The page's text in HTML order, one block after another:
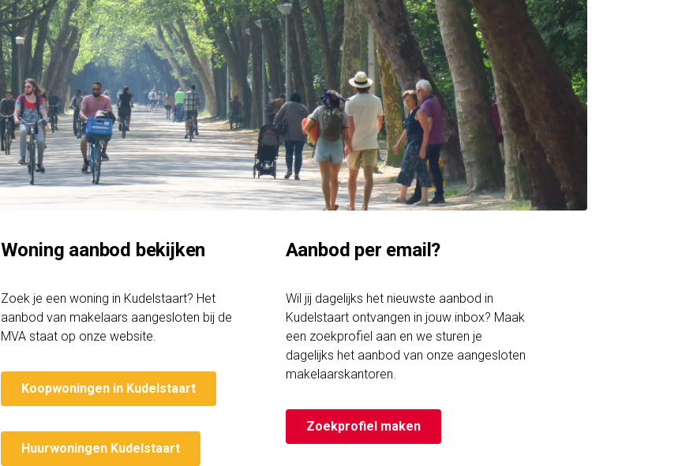
Woning aanbod bekijken
Zoek je een woning in Kudelstaart? Het
aanbod van makelaars aangesloten bij de
MVA staat op onze website.
Koopwoningen in Kudelstaart
Huurwoningen Kudelstaart
Aanbod per email?
Wil jij dagelijks het nieuwste aanbod in
Kudelstaart ontvangen in jouw inbox? Maak
een zoekprofiel aan en we sturen je
dagelijks het aanbod van onze aangesloten
makelaarskantoren.
Zoekprofiel maken